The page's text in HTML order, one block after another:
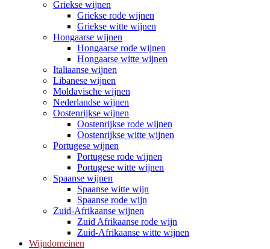
Griekse wijnen
Griekse rode wijnen
Griekse witte wijnen
Hongaarse wijnen
Hongaarse rode wijnen
Hongaarse witte wijnen
Italiaanse wijnen
Libanese wijnen
Moldavische wijnen
Nederlandse wijnen
Oostenrijkse wijnen
Oostenrijkse rode wijnen
Oostenrijkse witte wijnen
Portugese wijnen
Portugese rode wijnen
Portugese witte wijnen
Spaanse wijnen
Spaanse witte wijn
Spaanse rode wijn
Zuid-Afrikaanse wijnen
Zuid Afrikaanse rode wijn
Zuid-Afrikaanse witte wijnen
Wijndomeinen